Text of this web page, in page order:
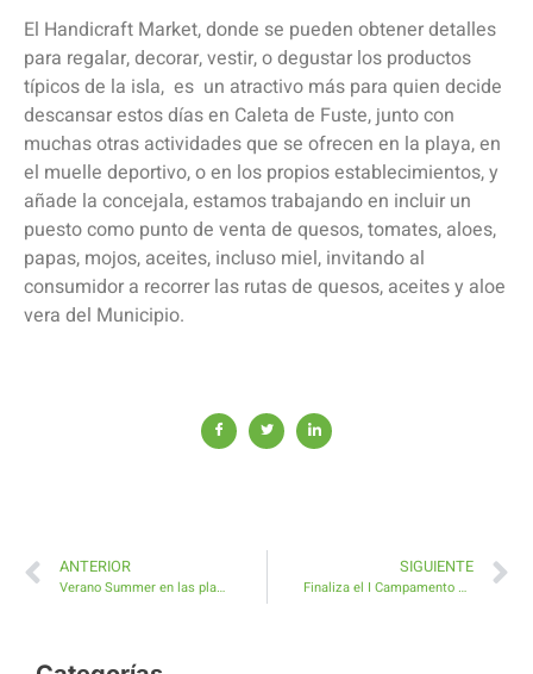
El Handicraft Market, donde se pueden obtener detalles
para regalar, decorar, vestir, o degustar los productos
típicos de la isla, es un atractivo más para quien decide
descansar estos días en Caleta de Fuste, junto con
muchas otras actividades que se ofrecen en la playa, en
el muelle deportivo, o en los propios establecimientos, y
añade la concejala, estamos trabajando en incluir un
puesto como punto de venta de quesos, tomates, aloes,
papas, mojos, aceites, incluso miel, invitando al
consumidor a recorrer las rutas de quesos, aceites y aloe
vera del Municipio.
ANTERIOR
Verano Summer en las playas de Caleta de Fuste
SIGUIENTE
Finaliza el I Campamento Deportivo de Verano en Antigua entre saltos de emoción y abrazos